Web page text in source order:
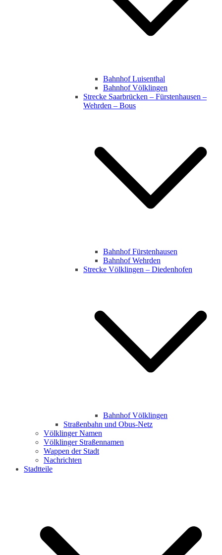
Bahnhof Luisenthal
Bahnhof Völklingen
Strecke Saarbrücken – Fürstenhausen –
Wehrden – Bous
Bahnhof Fürstenhausen
Bahnhof Wehrden
Strecke Völklingen – Diedenhofen
Bahnhof Völklingen
Straßenbahn und Obus-Netz
Völklinger Namen
Völklinger Straßennamen
Wappen der Stadt
Nachrichten
Stadtteile